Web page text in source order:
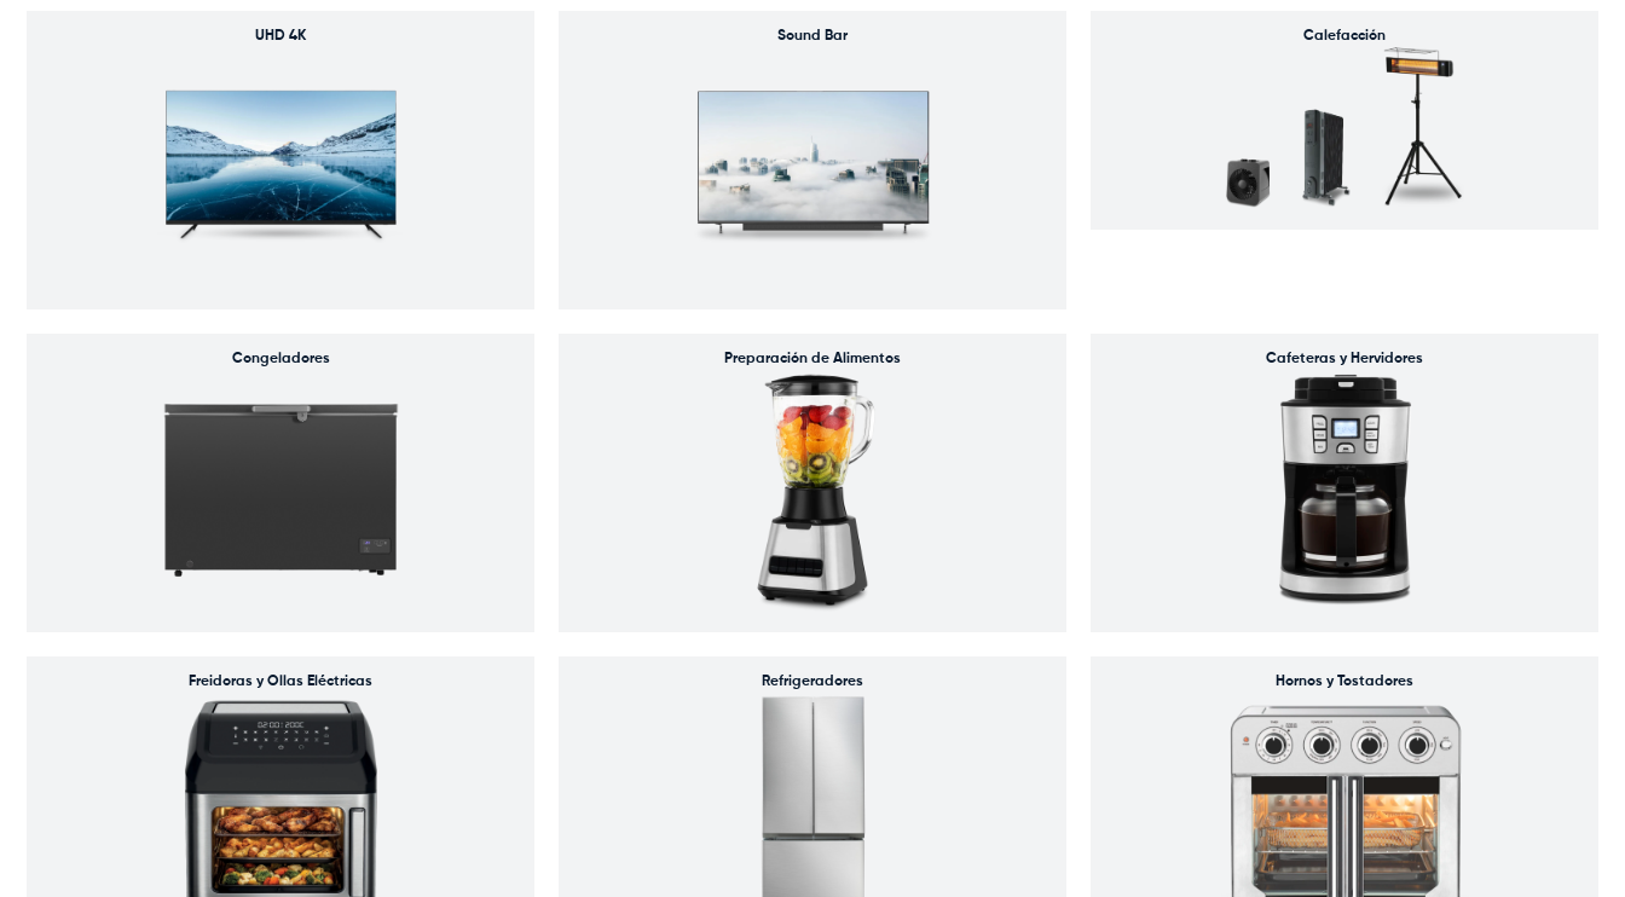
UHD 4K Sound Bar Calefacción
Congeladores Preparación de Alimentos Cafeteras y Hervidores
Freidoras y Ollas Eléctricas Refrigeradores Hornos y Tostadores